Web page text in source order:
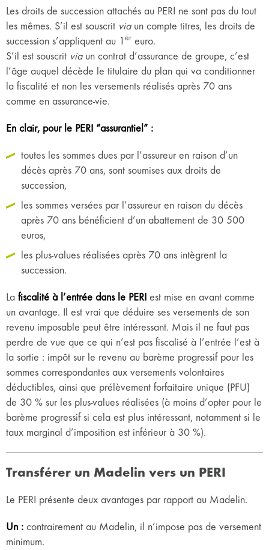
Les droits de succession attachés au PERI ne sont pas du tout
les mêmes. S’il est souscrit viaun compte titres, les droits de
succession s’appliquent au 1 er euro.
S’il est souscrit viaun contrat d’assurance de groupe, c’est
l’âge auquel décède le titulaire du plan qui va conditionner
la fiscalité et non les versements réalisés après 70 ans
comme en assurance-vie.
En clair, pour le PERI “assurantiel” :
toutes les sommes dues par l’assureur en raison d’un
décès après 70 ans, sont soumises aux droits de
succession,
les sommes versées par l’assureur en raison du décès
après 70 ans bénéficient d’un abattement de 30 500
euros,
les plus-values réalisées après 70 ans intègrent la
succession.
La fiscalité à l’entrée dans le PERI est mise en avant comme
un avantage. Il est vrai que déduire ses versements de son
revenu imposable peut être intéressant. Mais il ne faut pas
perdre de vue que ce qui n’est pas fiscalisé à l’entrée l’est à
la sortie : impôt sur le revenu au barème progressif pour les
sommes correspondantes aux versements volontaires
déductibles, ainsi que prélèvement forfaitaire unique (PFU)
de 30 % sur les plus-values réalisées (à moins d’opter pour le
barème progressif si cela est plus intéressant, notamment si le
taux marginal d’imposition est inférieur à 30 %).
Transférer un Madelin vers un PERI
Le PERI présente deux avantages par rapport au Madelin.
Un : contrairement au Madelin, il n’impose pas de versement
minimum.